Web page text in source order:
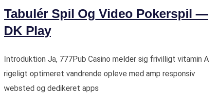
Tabulér Spil Og Video Pokerspil —
DK Play
Introduktion Ja, 777Pub Casino melder sig frivilligt vitamin A
rigeligt optimeret vandrende opleve med amp responsiv
websted og dedikeret apps